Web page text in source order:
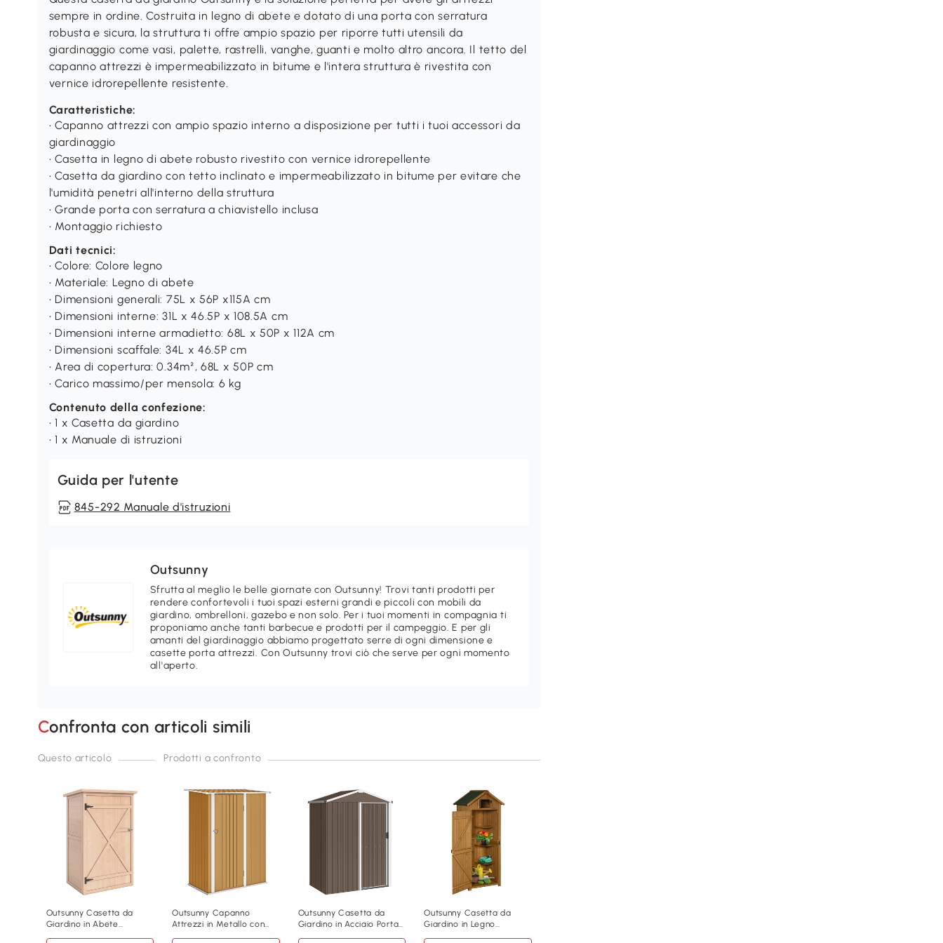
sempre in ordine. Costruita in legno di abete e dotato di una porta con serratura
robusta e sicura, la struttura ti offre ampio spazio per riporre tutti utensili da
giardinaggio come vasi, palette, rastrelli, vanghe, guanti e molto altro ancora. Il tetto del
capanno attrezzi è impermeabilizzato in bitume e l'intera struttura è rivestita con
vernice idrorepellente resistente.
Caratteristiche:
• Capanno attrezzi con ampio spazio interno a disposizione per tutti i tuoi accessori da
giardinaggio
• Casetta in legno di abete robusto rivestito con vernice idrorepellente
• Casetta da giardino con tetto inclinato e impermeabilizzato in bitume per evitare che
l'umidità penetri all'interno della struttura
• Grande porta con serratura a chiavistello inclusa
• Montaggio richiesto
Dati tecnici:
• Colore: Colore legno
• Materiale: Legno di abete
• Dimensioni generali: 75L x 56P x115A cm
• Dimensioni interne: 31L x 46.5P x 108.5A cm
• Dimensioni interne armadietto: 68L x 50P x 112A cm
• Dimensioni scaffale: 34L x 46.5P cm
• Area di copertura: 0.34m², 68L x 50P cm
• Carico massimo/per mensola: 6 kg
Contenuto della confezione:
• 1 x Casetta da giardino
• 1 x Manuale di istruzioni
Guida per l'utente
845-292 Manuale d'istruzioni
Outsunny
Sfrutta al meglio le belle giornate con Outsunny! Trovi tanti prodotti per
rendere confortevoli i tuoi spazi esterni grandi e piccoli con mobili da
giardino, ombrelloni, gazebo e non solo. Per i tuoi momenti in compagnia ti
proponiamo anche tanti barbecue e prodotti per il campeggio. E per gli
amanti del giardinaggio abbiamo progettato serre di ogni dimensione e
casette porta attrezzi. Con Outsunny trovi ciò che serve per ogni momento
all'aperto.
Confronta con articoli simili
Questo articolo
Outsunny Casetta da
Giardino in Abete
Prodotti a confronto
Outsunny Capanno
Attrezzi in Metallo con
Outsunny Casetta da
Giardino in Acciaio Porta
Outsunny Casetta da
Giardino in Legno